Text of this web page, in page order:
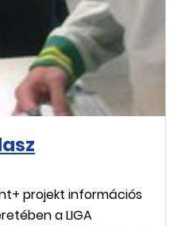
projekt információs
a LIGA